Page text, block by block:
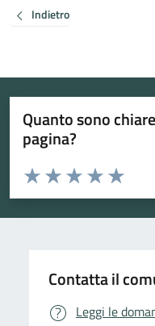
Indietro
Quanto sono
pagina?
Valuta da 1 a 5 stelle la pagina
Valuta
Valuta 4
Valuta 3 stelle
Valuta 2 stelle su 5
Valuta 1 stelle su 5
Contatta il
Leggi le